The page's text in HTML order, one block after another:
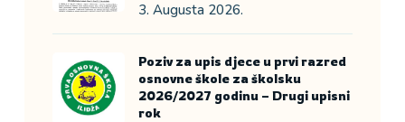
3. Augusta 2026.
Poziv za upis djece u prvi razred
osnovne škole za školsku
2026/2027 godinu – Drugi upisni
rok